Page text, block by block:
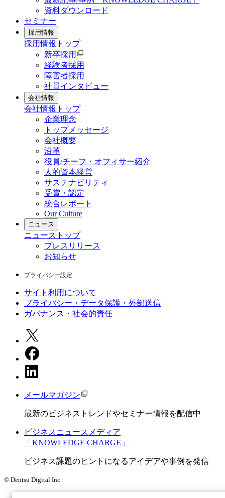
資料ダウンロード
セミナー
採用情報
採用情報 トップ
新卒採用
経験者採用
障害者採用
社員インタビュー
会社情報
会社情報 トップ
企業理念
トップメッセージ
会社概要
沿革
役員/チーフ・オフィサー紹介
人的資本経営
サステナビリティ
受賞・認定
統合レポート
Our Culture
ニュース
ニュース トップ
プレスリリース
お知らせ
プライバシー設定
サイト利用について
プライバシー・データ保護・外部送信
ガバナンス・社会的責任
メールマガジン
最新のビジネストレンドやセミナー情報を配信中
ビジネスニュースメディア
「KNOWLEDGE CHARGE」
ビジネス課題のヒントになるアイデアや事例を発信
© Dentsu Digital Inc.